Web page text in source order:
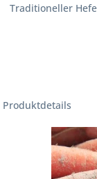
Traditioneller
Produktdetails